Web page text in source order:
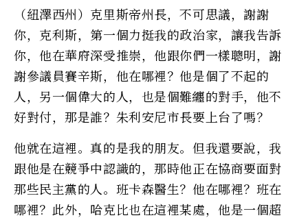
（紐澤西州）克里斯帝州長，不可思議，謝謝
你，克利斯，第一個力挺我的政治家，讓我告訴
你，他在華府深受推崇，他跟你們一樣聰明，謝
謝參議員賽辛斯，他在哪裡？他是個了不起的
人，另一個偉大的人，也是個難纏的對手，他不
好對付，那是誰？朱利安尼市長要上台了嗎？
他就在這裡。真的是我的朋友。但我還要說，我
跟他是在競爭中認識的，那時他正在協商要面對
那些民主黨的人。班卡森醫生？他在哪裡？班在
哪裡？此外，哈克比也在這裡某處，他是一個超